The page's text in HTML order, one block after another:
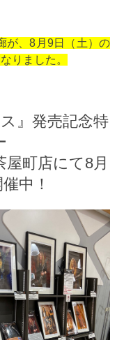
が、8月9日（土）の
りました。
』発売記念特
町店にて8月
中！